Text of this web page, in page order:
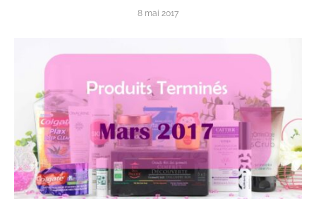
8 mai 2017